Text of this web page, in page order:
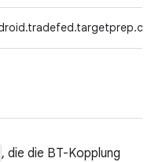
, die die BT-Kopplung